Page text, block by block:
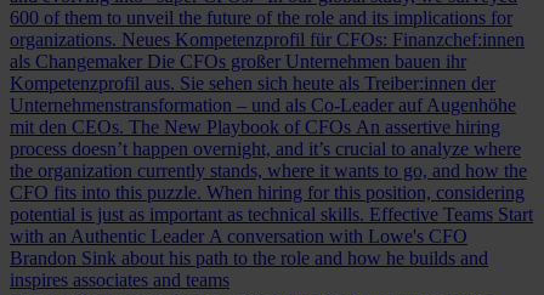
600 of them to unveil the future of the role and its implications for
organizations. Neues Kompetenzprofil für CFOs: Finanzchef:innen
als Changemaker Die CFOs großer Unternehmen bauen ihr
Kompetenzprofil aus. Sie sehen sich heute als Treiber:innen der
Unternehmenstransformation – und als Co-Leader auf Augenhöhe
mit den CEOs. The New Playbook of CFOs An assertive hiring
process doesn’t happen overnight, and it’s crucial to analyze where
the organization currently stands, where it wants to go, and how the
CFO fits into this puzzle. When hiring for this position, considering
potential is just as important as technical skills. Effective Teams Start
with an Authentic Leader A conversation with Lowe's CFO
Brandon Sink about his path to the role and how he builds and
inspires associates and teams